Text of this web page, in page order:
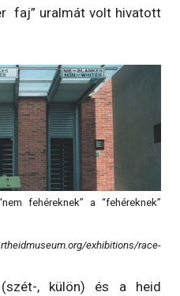
faj” uralmát volt hivatott
fehéreknek” a “fehéreknek”
exhibitions/race-
, külön) és a heid